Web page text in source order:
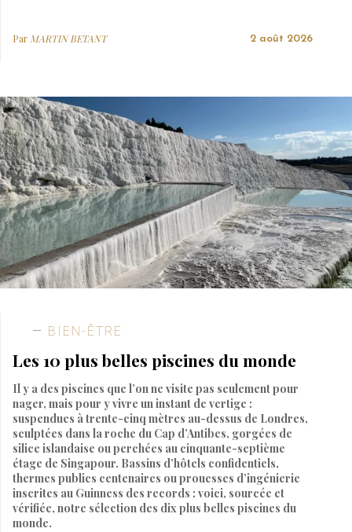
Par MARTIN BETANT 2 août 2026
BIEN-ÊTRE
Les 10 plus belles piscines du monde
Il y a des piscines que l’on ne visite pas seulement pour
nager, mais pour y vivre un instant de vertige :
suspendues à trente-cinq mètres au-dessus de Londres,
sculptées dans la roche du Cap d’Antibes, gorgées de
silice islandaise ou perchées au cinquante-septième
étage de Singapour. Bassins d’hôtels confidentiels,
thermes publics centenaires ou prouesses d’ingénierie
inscrites au Guinness des records : voici, sourcée et
vérifiée, notre sélection des dix plus belles piscines du
monde.